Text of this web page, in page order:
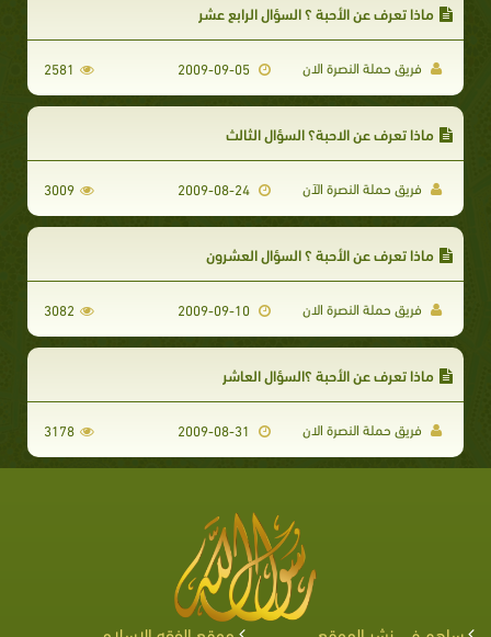
ماذا تعرف عن الأحبة ؟ السؤال الرابع عشر
فريق حملة النصرة الان 2581
ماذا تعرف عن الاحبة؟ السؤال الثالث
فريق حملة النصرة الآن 3009
ماذا تعرف عن الأحبة ؟ السؤال العشرون
فريق حملة النصرة الان 3082
ماذا تعرف عن الأحبة ؟السؤال العاشر
فريق حملة النصرة الان 3178